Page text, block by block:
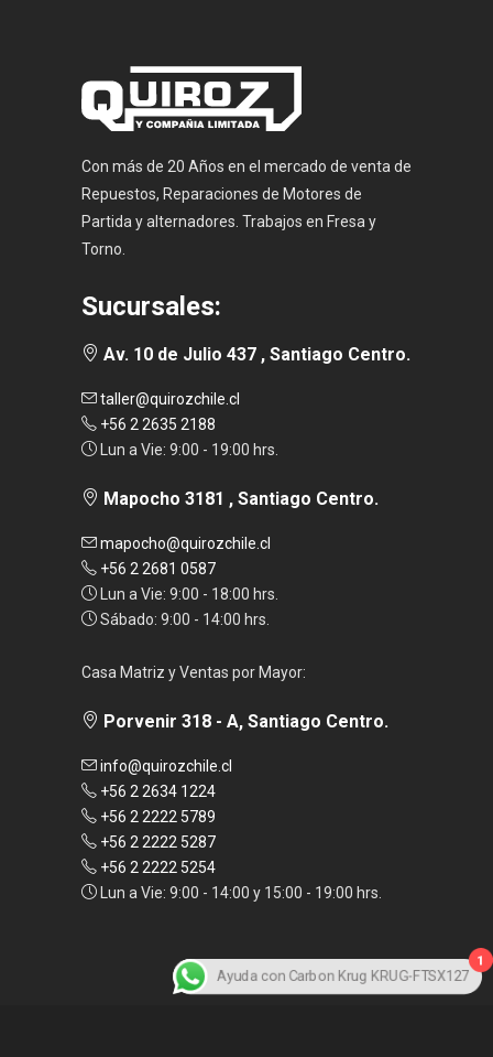
Con más de 20 Años en el mercado de venta de
Repuestos, Reparaciones de Motores de
Partida y alternadores. Trabajos en Fresa y
Torno.
Sucursales:
Av. 10 de Julio 437 , Santiago Centro.
taller@quirozchile.cl
+56 2 2635 2188
Lun a Vie: 9:00 - 19:00 hrs.
Mapocho 3181 , Santiago Centro.
mapocho@quirozchile.cl
+56 2 2681 0587
Lun a Vie: 9:00 - 18:00 hrs.
Sábado: 9:00 - 14:00 hrs.
Casa Matriz y Ventas por Mayor:
Porvenir 318 - A, Santiago Centro.
info@quirozchile.cl
+56 2 2634 1224
+56 2 2222 5789
+56 2 2222 5287
+56 2 2222 5254
Lun a Vie: 9:00 - 14:00 y 15:00 - 19:00 hrs.
1
Ayuda con Carbon Krug KRUG-FTSX127